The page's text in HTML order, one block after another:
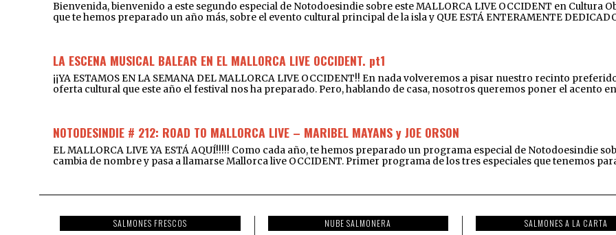
Bienvenida, bienvenido a este segundo especial de Notodoesindie sobre este MALLORCA LIVE OCCIDENT en Cultura
que te hemos preparado un año más, sobre el evento cultural principal de la isla y QUE ESTÁ ENTERAMENTE
LA ESCENA MUSICAL BALEAR EN EL MALLORCA LIVE OCCIDENT. pt1
¡¡YA ESTAMOS EN LA SEMANA DEL MALLORCA LIVE OCCIDENT!! En nada volveremos a pisar nuestro recinto
oferta cultural que este año el festival nos ha preparado. Pero, hablando de casa, nosotros queremos poner el acento
NOTODESINDIE # 212: ROAD TO MALLORCA LIVE – MARIBEL MAYANS y JOE ORSON
EL MALLORCA LIVE YA ESTÁ AQUÍ!!!!! Como cada año, te hemos preparado un programa especial de Notodoesindie
cambia de nombre y pasa a llamarse Mallorca live OCCIDENT. Primer programa de los tres especiales que tenemos
SALMONES FRESCOS NUBE SALMONERA SALMONES A LA CARTA